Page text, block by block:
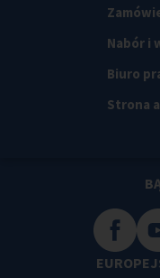
Nabór i
Biuro
Strona